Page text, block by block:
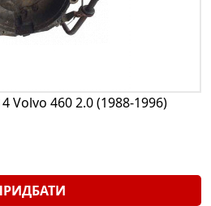
Volvo 460 2.0 (1988-1996)